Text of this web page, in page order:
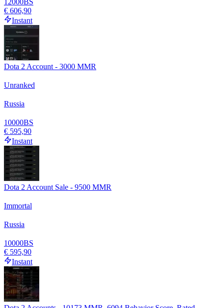
12000BS
€ 606,90
Instant
Dota 2 Account - 3000 MMR
Unranked
Russia
10000BS
€ 595,90
Instant
Dota 2 Account Sale - 9500 MMR
Immortal
Russia
10000BS
€ 595,90
Instant